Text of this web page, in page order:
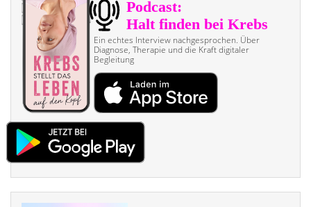
Ein echtes Interview nach­gesprochen. Über
Diagnose, Therapie und die Kraft digitaler
Begleitung